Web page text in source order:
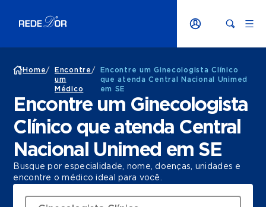
Home/
Encontre
um
Médico
/
Encontre um Ginecologista Clínico
que atenda Central Nacional Unimed
em SE
Encontre um Ginecologista
Clínico que atenda Central
Nacional Unimed em SE
Busque por especialidade, nome, doenças, unidades e
encontre o médico ideal para você.